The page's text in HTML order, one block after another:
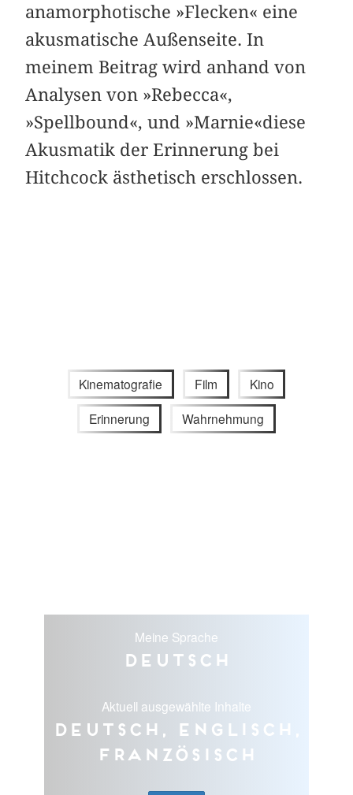
anamorphotische »Flecken« eine
akusmatische Außenseite. In
meinem Beitrag wird anhand von
Analysen von »Rebecca«,
»Spellbound«, und »Marnie«diese
Akusmatik der Erinnerung bei
Hitchcock ästhetisch erschlossen.
Kinematografie Film Kino
Erinnerung Wahrnehmung
Meine Sprache
Deutsch
Aktuell ausgewählte Inhalte
Deutsch, Englisch,
Französisch